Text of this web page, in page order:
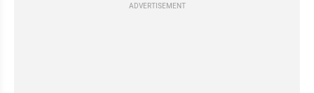
ADVERTISEMENT